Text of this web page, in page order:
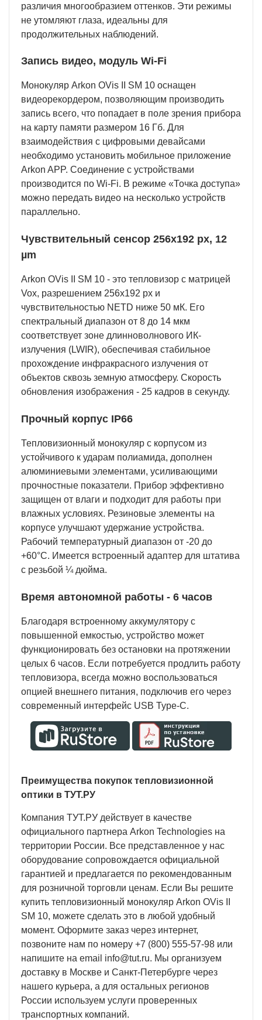
различия многообразием оттенков. Эти режимы
не утомляют глаза, идеальны для
продолжительных наблюдений.
Запись видео, модуль Wi-Fi
Монокуляр Arkon OVis II SM 10 оснащен
видеорекордером, позволяющим производить
запись всего, что попадает в поле зрения прибора
на карту памяти размером 16 Гб. Для
взаимодействия с цифровыми девайсами
необходимо установить мобильное приложение
Arkon APP. Соединение с устройствами
производится по Wi-Fi. В режиме «Точка доступа»
можно передать видео на несколько устройств
параллельно.
Чувствительный сенсор 256х192 px, 12
µm
Arkon OVis II SM 10 - это тепловизор с матрицей
Vox, разрешением 256х192 рх и
чувствительностью NETD ниже 50 мК. Его
спектральный диапазон от 8 до 14 мкм
соответствует зоне длинноволнового ИК-
излучения (LWIR), обеспечивая стабильное
прохождение инфракрасного излучения от
объектов сквозь земную атмосферу. Скорость
обновления изображения - 25 кадров в секунду.
Прочный корпус IP66
Тепловизионный монокуляр с корпусом из
устойчивого к ударам полиамида, дополнен
алюминиевыми элементами, усиливающими
прочностные показатели. Прибор эффективно
защищен от влаги и подходит для работы при
влажных условиях. Резиновые элементы на
корпусе улучшают удержание устройства.
Рабочий температурный диапазон от -20 до
+60°С. Имеется встроенный адаптер для штатива
с резьбой ¼ дюйма.
Время автономной работы - 6 часов
Благодаря встроенному аккумулятору с
повышенной емкостью, устройство может
функционировать без остановки на протяжении
целых 6 часов. Если потребуется продлить работу
тепловизора, всегда можно воспользоваться
опцией внешнего питания, подключив его через
современный интерфейс USB Type-C.
Преимущества покупок тепловизионной
оптики в ТУТ.РУ
Компания ТУТ.РУ действует в качестве
официального партнера Arkon Technologies на
территории России. Все представленное у нас
оборудование сопровождается официальной
гарантией и предлагается по рекомендованным
для розничной торговли ценам. Если Вы решите
купить тепловизионный монокуляр Arkon OVis II
SM 10, можете сделать это в любой удобный
момент. Оформите заказ через интернет,
позвоните нам по номеру +7 (800) 555-57-98 или
напишите на email info@tut.ru. Мы организуем
доставку в Москве и Санкт-Петербурге через
нашего курьера, а для остальных регионов
России используем услуги проверенных
транспортных компаний.